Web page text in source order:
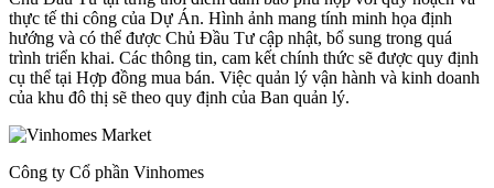
thực tế thi công của Dự Án. Hình ảnh mang tính minh họa định
hướng và có thể được Chủ Đầu Tư cập nhật, bổ sung trong quá
trình triển khai. Các thông tin, cam kết chính thức sẽ được quy định
cụ thể tại Hợp đồng mua bán. Việc quản lý vận hành và kinh doanh
của khu đô thị sẽ theo quy định của Ban quản lý.
Công ty Cổ phần Vinhomes